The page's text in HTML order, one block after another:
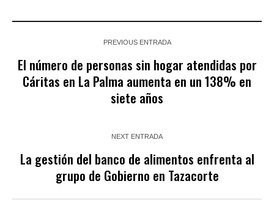
PREVIOUS ENTRADA
El número de personas sin hogar atendidas por
Cáritas en La Palma aumenta en un 138% en
siete años
NEXT ENTRADA
La gestión del banco de alimentos enfrenta al
grupo de Gobierno en Tazacorte